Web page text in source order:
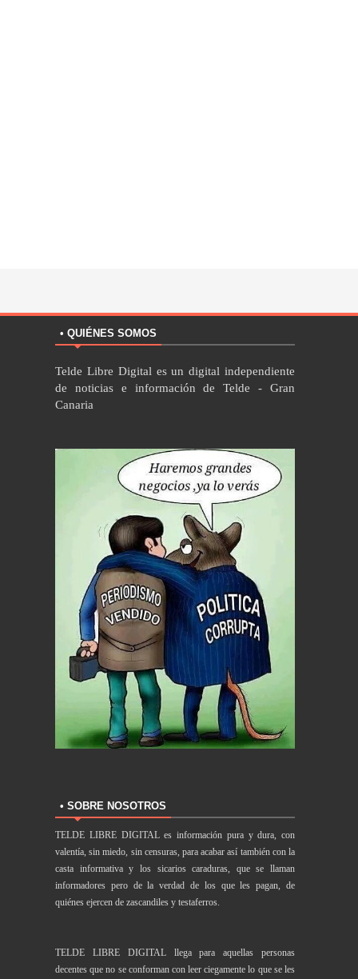
• QUIÉNES SOMOS
Telde Libre Digital es un digital independiente
de noticias e información de Telde - Gran
Canaria
• SOBRE NOSOTROS
TELDE LIBRE DIGITAL es información pura y dura, con
valentía, sin miedo, sin censuras, para acabar así también con la
casta informativa y los sicarios caraduras, que se llaman
informadores pero de la verdad de los que les pagan, de
quiénes ejercen de zascandiles y testaferros.
TELDE LIBRE DIGITAL llega para aquellas personas
decentes que no se conforman con leer ciegamente lo que se les